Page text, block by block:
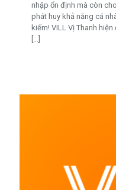
nhập ổn định mà còn
phát huy khả năng cá
kiếm! VILL Vị Thanh
[…]